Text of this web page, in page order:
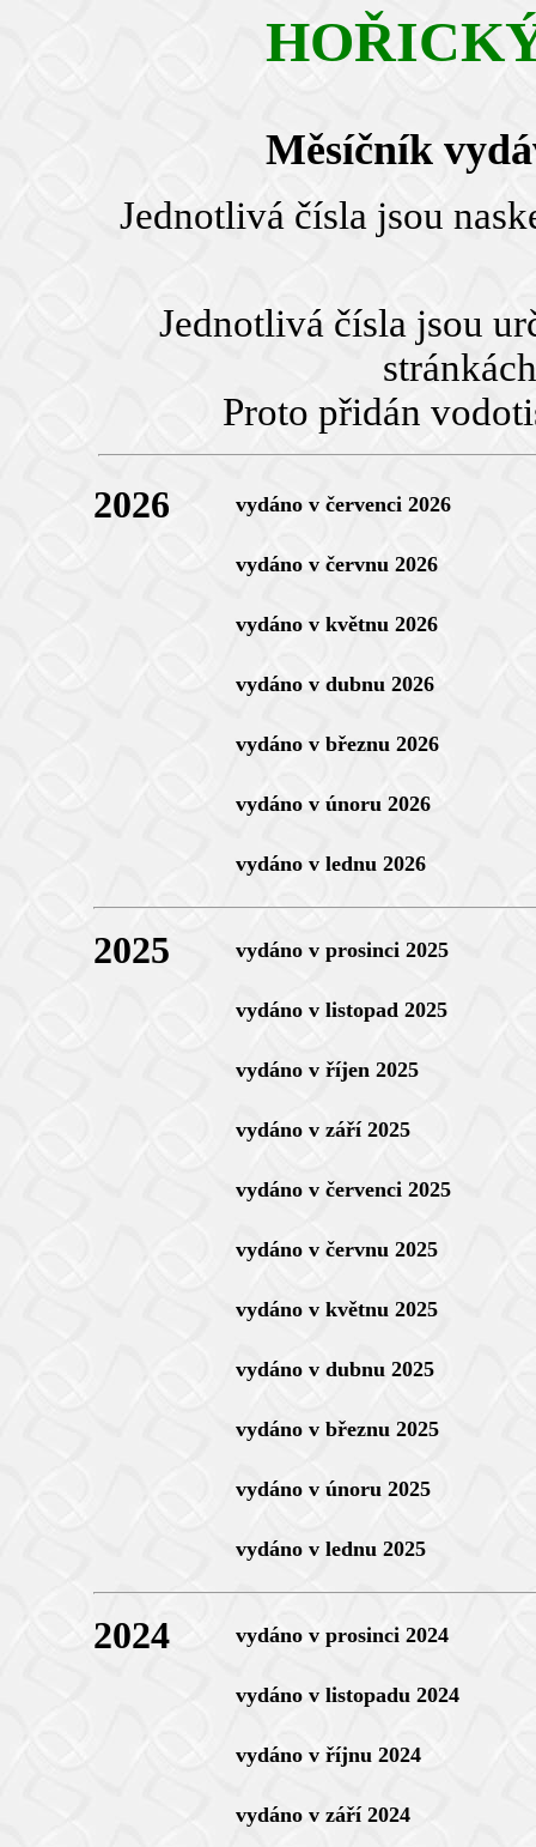
Měsíčník
Jednotlivá čísla jsou
Jednotlivá čísla jsou
Proto přidán
2026 vydáno v červenci 2026
vydáno v červnu 2026
vydáno v květnu 2026
vydáno v dubnu 2026
vydáno v březnu 2026
vydáno v únoru 2026
vydáno v lednu 2026
2025 vydáno v prosinci 2025
vydáno v listopad 2025
vydáno v říjen 2025
vydáno v září 2025
vydáno v červenci 2025
vydáno v červnu 2025
vydáno v květnu 2025
vydáno v dubnu 2025
vydáno v březnu 2025
vydáno v únoru 2025
vydáno v lednu 2025
2024 vydáno v prosinci 2024
vydáno v listopadu 2024
vydáno v říjnu 2024
vydáno v září 2024